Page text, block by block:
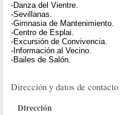
-Danza del Vientre.
-Sevillanas.
-Gimnasia de Mantenimiento.
-Centro de Esplai.
-Excursión de Convivencia.
-Información al Vecino.
-Bailes de Salón.
Dirección y datos de contacto
Dirección